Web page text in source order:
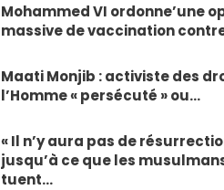
Mohammed VI ordonne’une
massive de vaccination
Maati Monjib : activiste des
l’Homme « persécuté » ou…
« Il n’y aura pas de
jusqu’à ce que les
tuent…